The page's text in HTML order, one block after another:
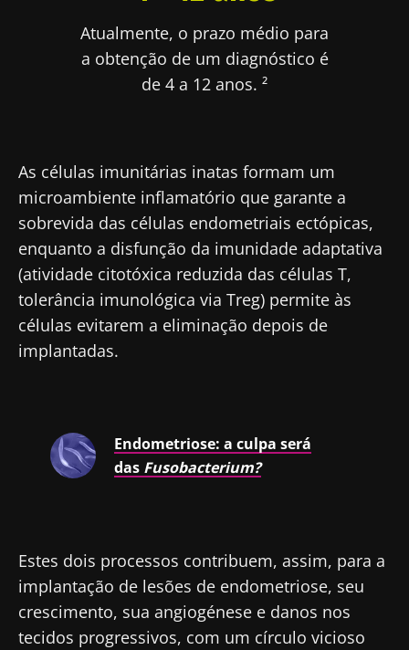
Atualmente, o prazo médio para
a obtenção de um diagnóstico é
de 4 a 12 anos. ²
As células imunitárias inatas formam um
microambiente inflamatório que garante a
sobrevida das células endometriais ectópicas,
enquanto a disfunção da imunidade adaptativa
(atividade citotóxica reduzida das células T,
tolerância imunológica via Treg) permite às
células evitarem a eliminação depois de
implantadas.
Endometriose: a culpa será
das Fusobacterium?
Estes dois processos contribuem, assim, para a
implantação de lesões de endometriose, seu
crescimento, sua angiogénese e danos nos
tecidos progressivos, com um círculo vicioso